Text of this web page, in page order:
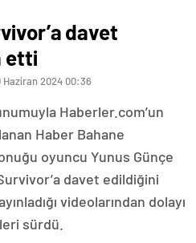
davet
etti
Haziran 2024 00:36
Haberler.com’un
Haber Bahane
oyuncu Yunus Günçe
davet edildiğini
videolarından dolayı
sürdü.